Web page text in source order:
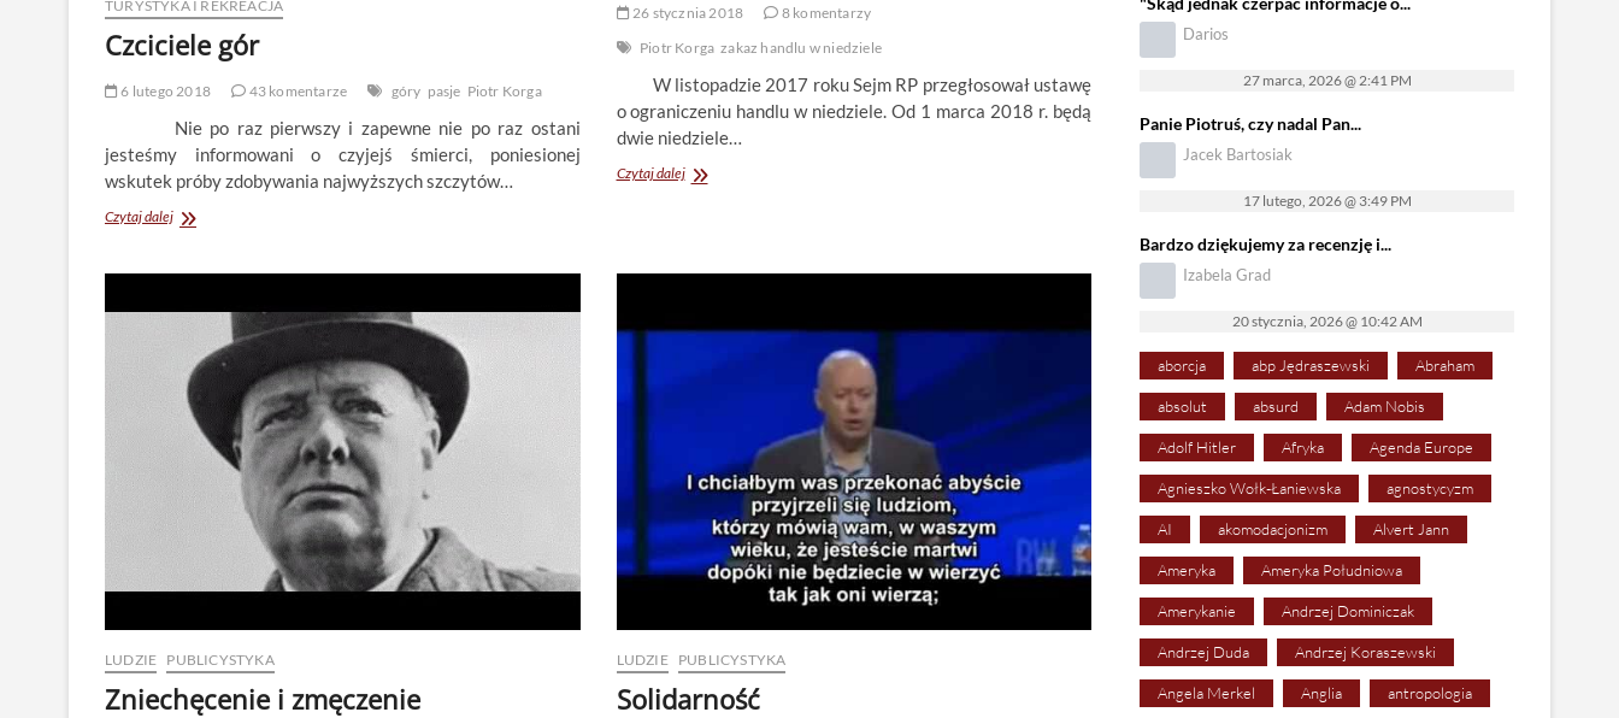
TURYSTYKA I REKREACJA
Czciciele gór
6 lutego 2018 43 komentarze góry pasje Piotr Korga
Nie po raz pierwszy i zapewne nie po raz ostani
jesteśmy informowani o czyjejś śmierci, poniesionej
wskutek próby zdobywania najwyższych szczytów…
Czytaj dalejCzciciele
26 stycznia 2018
8 komentarzy
Piotr Korga zakaz handlu w niedziele
W listopadzie 2017 roku Sejm RP przegłosował ustawę
o ograniczeniu handlu w niedziele. Od 1 marca 2018 r. będą
dwie niedziele…
Czytaj dalejGrzeszny
LUDZIE PUBLICYSTYKA
Zniechęcenie i zmęczenie
LUDZIE PUBLICYSTYKA
Solidarność
Darios
27 marca, 2026 @ 2:41 PM
Panie Piotruś, czy nadal Pan...
Jacek Bartosiak
17 lutego, 2026 @ 3:49 PM
Bardzo dziękujemy za recenzję i...
Izabela Grad
20 stycznia, 2026 @ 10:42 AM
aborcja abp Jędraszewski Abraham
absolut absurd Adam Nobis
Adolf Hitler Afryka Agenda Europe
Agnieszko Wołk-Łaniewska agnostycyzm
AI akomodacjonizm Alvert Jann
Ameryka Ameryka Południowa
Amerykanie Andrzej Dominiczak
Andrzej Duda Andrzej Koraszewski
Angela Merkel Anglia antropologia